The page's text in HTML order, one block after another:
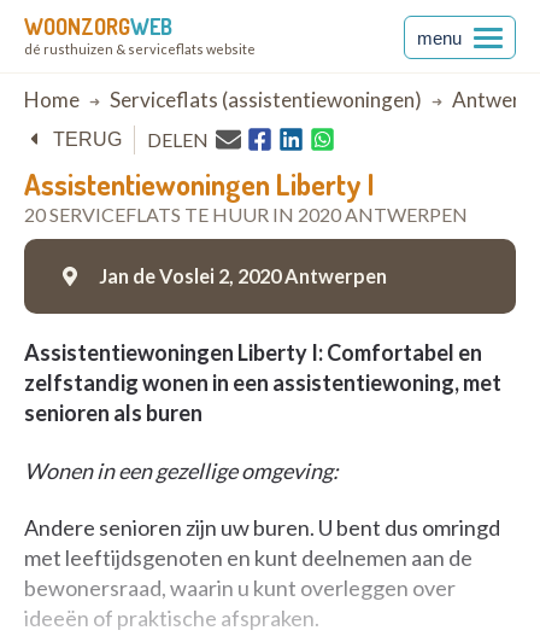
WOONZORGWEB
dé rusthuizen & serviceflats website
menu
Breadcrumb
Home Serviceflats (assistentiewoningen)
Assistentiewoningen Liberty I
20 SERVICEFLATS TE HUUR IN 2020 ANTWERPEN
TERUG DELEN
Jan de Voslei 2, 2020 Antwerpen
Assistentiewoningen Liberty I: Comfortabel en
zelfstandig wonen in een assistentiewoning, met
senioren als buren
Wonen in een gezellige omgeving:
Andere senioren zijn uw buren. U bent dus omringd
met leeftijdsgenoten en kunt deelnemen aan de
bewonersraad, waarin u kunt overleggen over
ideeën of praktische afspraken.